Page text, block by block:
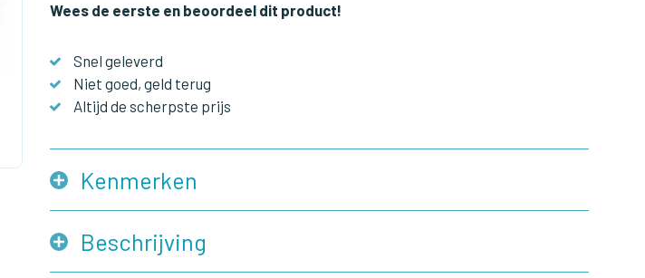
Wees de eerste en beoordeel dit product!
Snel geleverd
Niet goed, geld terug
Altijd de scherpste prijs
Kenmerken
Beschrijving